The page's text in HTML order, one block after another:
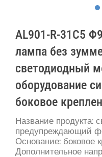
AL901-R-31C5
лампа без
светодиодный
оборудование
боковое
Название продукта:
предупреждающий
Основание: боковое
Дополнительное